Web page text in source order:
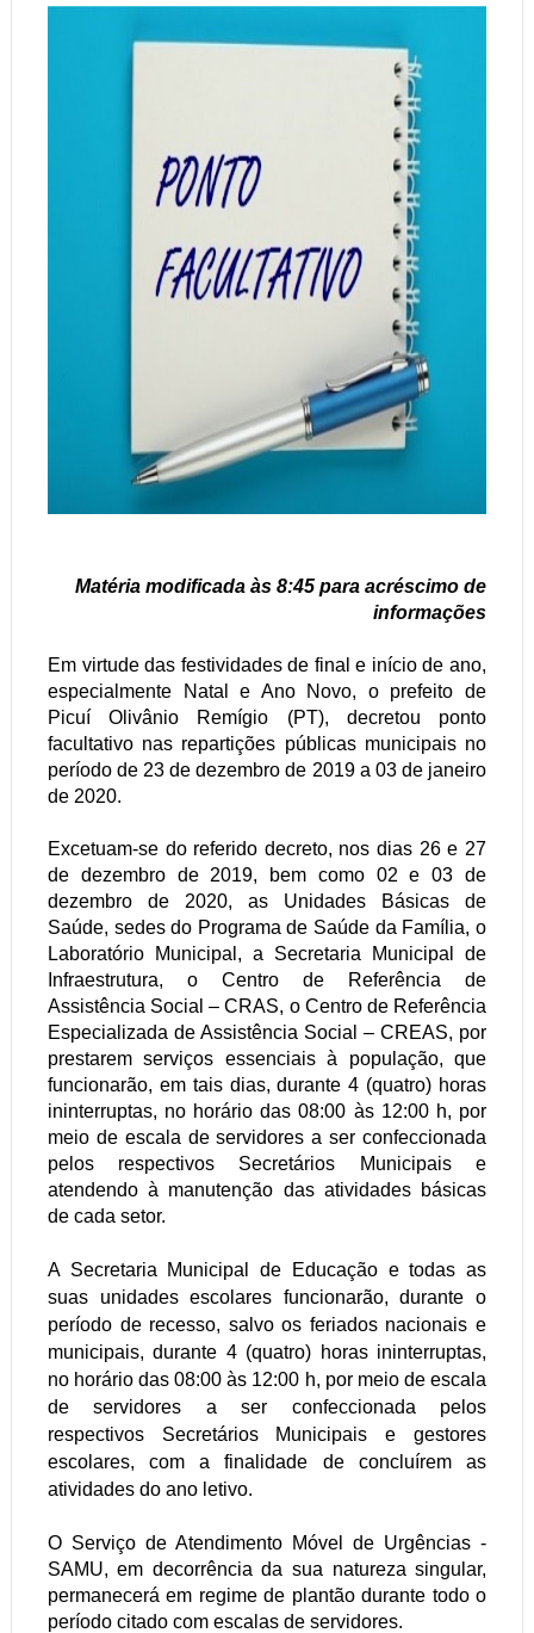
Matéria modificada às 8:45 para acréscimo de
informações
Em virtude das festividades de final e início de ano,
especialmente Natal e Ano Novo, o prefeito de
Picuí Olivânio Remígio (PT), decretou ponto
facultativo nas repartições públicas municipais no
período de 23 de dezembro de 2019 a 03 de janeiro
de 2020.
Excetuam-se do referido decreto, nos dias 26 e 27
de dezembro de 2019, bem como 02 e 03 de
dezembro de 2020, as Unidades Básicas de
Saúde, sedes do Programa de Saúde da Família, o
Laboratório Municipal, a Secretaria Municipal de
Infraestrutura, o Centro de Referência de
Assistência Social – CRAS, o Centro de Referência
Especializada de Assistência Social – CREAS, por
prestarem serviços essenciais à população, que
funcionarão, em tais dias, durante 4 (quatro) horas
ininterruptas, no horário das 08:00 às 12:00 h, por
meio de escala de servidores a ser confeccionada
pelos respectivos Secretários Municipais e
atendendo à manutenção das atividades básicas
de cada setor.
A Secretaria Municipal de Educação e todas as
suas unidades escolares funcionarão, durante o
período de recesso, salvo os feriados nacionais e
municipais, durante 4 (quatro) horas ininterruptas,
no horário das 08:00 às 12:00 h, por meio de escala
de servidores a ser confeccionada pelos
respectivos Secretários Municipais e gestores
escolares, com a finalidade de concluírem as
atividades do ano letivo.
O Serviço de Atendimento Móvel de Urgências -
SAMU, em decorrência da sua natureza singular,
permanecerá em regime de plantão durante todo o
período citado com escalas de servidores.